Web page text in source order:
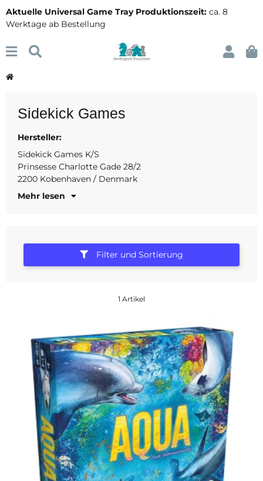
Aktuelle Universal Game Tray Produktionszeit: ca. 8
Werktage ab Bestellung
Sidekick Games
Hersteller:
Sidekick Games K/S
Prinsesse Charlotte Gade 28/2
2200 Kobenhaven / Denmark
Mehr lesen
Filter und Sortierung
1 Artikel